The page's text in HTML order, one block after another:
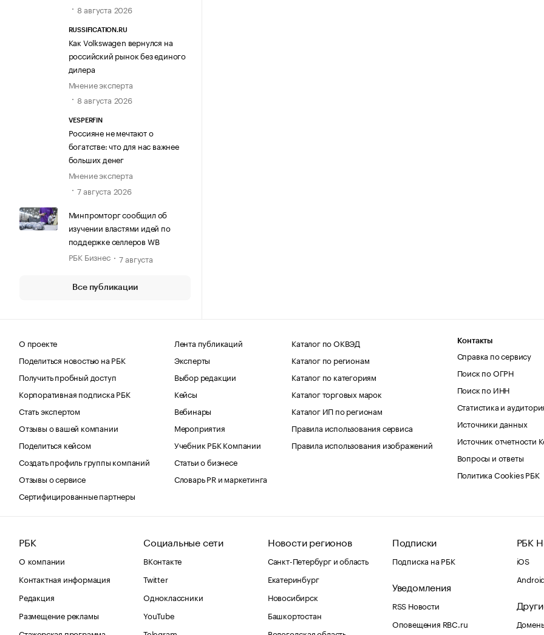
8 августа 2026
RUSSIFICATION.RU
Как Volkswagen вернулся на
российский рынок без единого
дилера
Мнение эксперта
8 августа 2026
VESPERFIN
Россияне не мечтают о
богатстве: что для нас важнее
больших денег
Мнение эксперта
7 августа 2026
Минпромторг сообщил об
изучении властями идей по
поддержке селлеров WB
РБК Бизнес
7 августа
Все публикации
О проекте
Поделиться новостью на РБК
Получить пробный доступ
Корпоративная подписка РБК
Стать экспертом
Отзывы о вашей компании
Поделиться кейсом
Создать профиль группы компаний
Отзывы о сервисе
Сертифицированные партнеры
Лента публикаций
Эксперты
Выбор редакции
Кейсы
Вебинары
Мероприятия
Учебник РБК Компании
Статьи о бизнесе
Словарь PR и маркетинга
Каталог по ОКВЭД
Каталог по регионам
Каталог по категориям
Каталог торговых марок
Каталог ИП по регионам
Правила использования сервиса
Правила использования изображений
Контакты
Справка по сервису
Поиск по ОГРН
Поиск по ИНН
Статистика и
Источники данных
Источник отчетности
Вопросы и ответы
Политика Cookies РБК
РБК
О компании
Контактная информация
Редакция
Размещение рекламы
Социальные сети
ВКонтакте
Twitter
Одноклассники
YouTube
Новости регионов
Санкт-Петербург и область
Екатеринбург
Новосибирск
Башкортостан
Подписки
Подписка на РБК
Уведомления
RSS Новости
Оповещения RBC.ru
РБК
iOS